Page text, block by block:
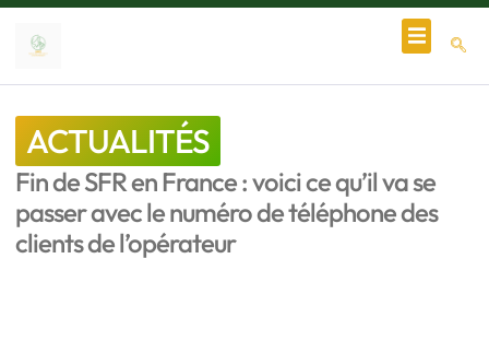
ACTUALITÉS
Fin de SFR en France : voici ce qu’il va se
passer avec le numéro de téléphone des
clients de l’opérateur